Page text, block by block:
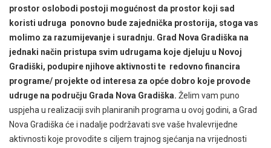
prostor oslobodi postoji mogućnost da prostor koji sad
koristi udruga ponovno bude zajednička prostorija, stoga vas
molimo za razumijevanje i suradnju. Grad Nova Gradiška na
jednaki način pristupa svim udrugama koje djeluju u Novoj
Gradiški, podupire njihove aktivnosti te redovno financira
programe/ projekte od interesa za opće dobro koje provode
udruge na području Grada Nova Gradiška. Želim vam puno
uspjeha u realizaciji svih planiranih programa u ovoj godini, a Grad
Nova Gradiška će i nadalje podržavati sve vaše hvalevrijedne
aktivnosti koje provodite s ciljem trajnog sjećanja na vrijednosti